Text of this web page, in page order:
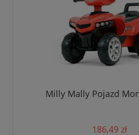
Milly Mally Pojazd
186,49 zł